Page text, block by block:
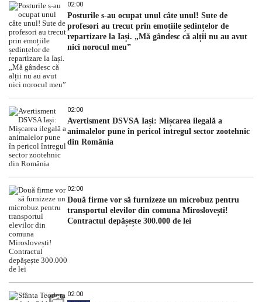
02:00
Posturile s-au ocupat unul câte unul! Sute de
profesori au trecut prin emoțiile ședințelor de
repartizare la Iași. „Mă gândesc că alții nu au avut
nici norocul meu”
02:00
Avertisment DSVSA Iași: Mișcarea ilegală a
animalelor pune în pericol întregul sector zootehnic
din România
02:00
Două firme vor să furnizeze un microbuz pentru
transportul elevilor din comuna Miroslovești!
Contractul depășește 300.000 de lei
02:00